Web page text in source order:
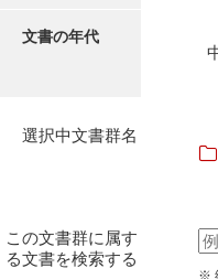
市川家文書(千
厳島神社念仏
文書の年代
選択中文書群名
この文書群に属す
る文書を検索する